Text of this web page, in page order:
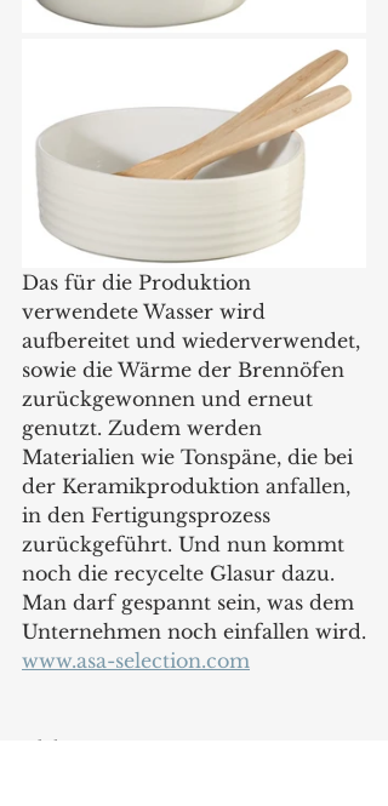
Das für die Produktion
verwendete Wasser wird
aufbereitet und wiederverwendet,
sowie die Wärme der Brennöfen
zurückgewonnen und erneut
genutzt. Zudem werden
Materialien wie Tonspäne, die bei
der Keramikproduktion anfallen,
in den Fertigungsprozess
zurückgeführt. Und nun kommt
noch die recycelte Glasur dazu.
Man darf gespannt sein, was dem
Unternehmen noch einfallen wird.
www.asa-selection.com
Produkte